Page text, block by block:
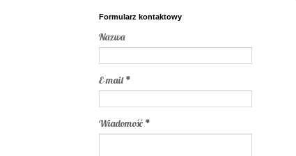
Formularz kontaktowy
Nazwa
E-mail*
Wiadomość *